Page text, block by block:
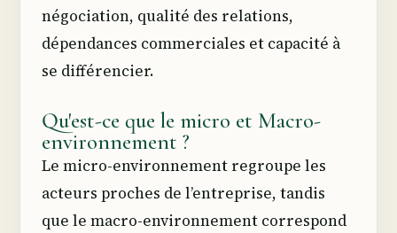
négociation, qualité des relations,
dépendances commerciales et capacité à
se différencier.
Qu'est-ce que le micro et Macro-
environnement ?
Le micro-environnement regroupe les
acteurs proches de l’entreprise, tandis
que le macro-environnement correspond